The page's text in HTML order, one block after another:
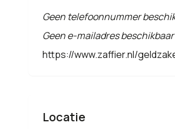
Geen telefoonnummer
Geen e-mailadres beschikbaar
https://www.zaffier.nl/
Locatie